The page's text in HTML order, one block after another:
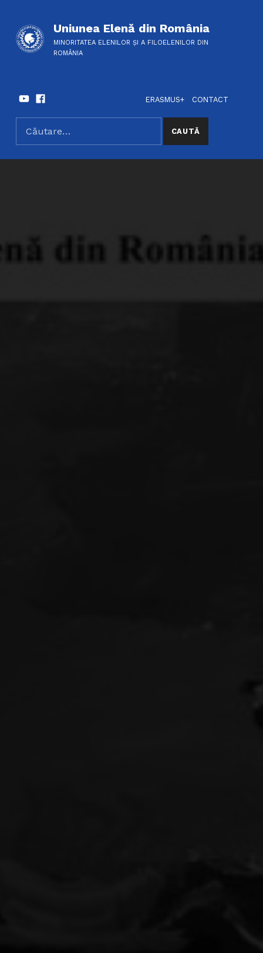
Uniunea Elenă din România
MINORITATEA ELENILOR ȘI A FILOELENILOR DIN
ROMÂNIA
SOCIAL LINKS
YoutubeFacebook
ERASMUS+
CONTACT
SEARCH THE SITE
Caută după: